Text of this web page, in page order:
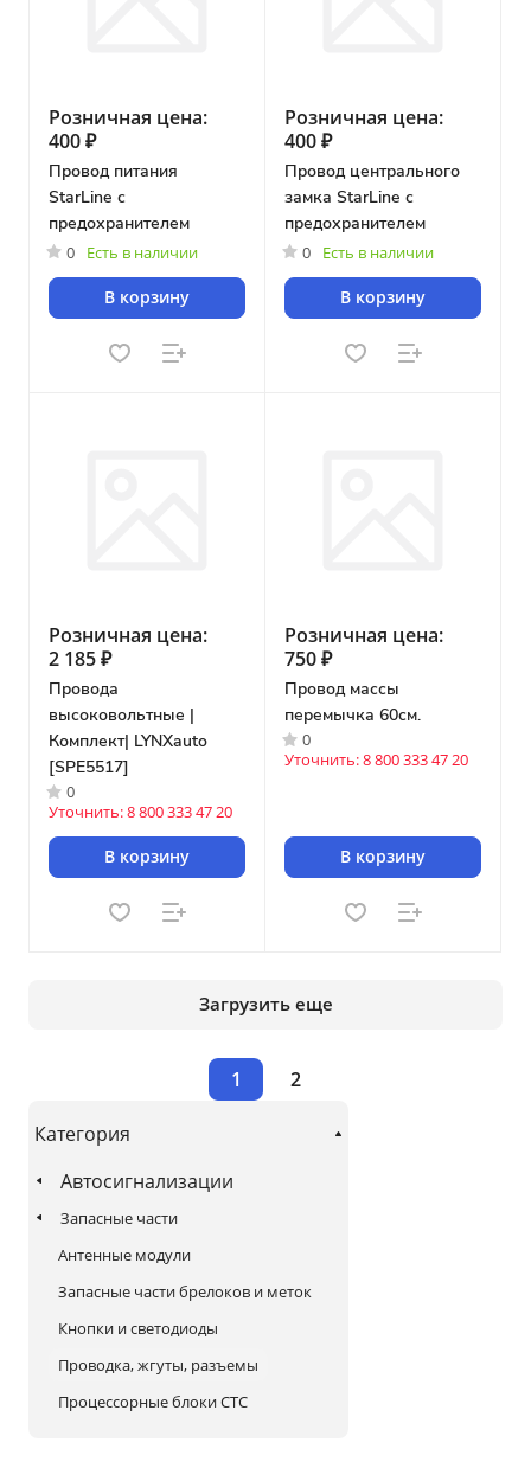
Розничная цена:
400 ₽
Провод питания
StarLine с
предохранителем
0 Есть в наличии
В корзину
Розничная цена:
400 ₽
Провод центрального
замка StarLine с
предохранителем
0 Есть в наличии
В корзину
Розничная цена:
2 185 ₽
Провода
высоковольтные |
Комплект| LYNXauto
[SPE5517]
0
Уточнить: 8 800 333 47 20
В корзину
Розничная цена:
750 ₽
Провод массы
перемычка 60см.
0
Уточнить: 8 800 333 47 20
В корзину
Загрузить еще
1 2
Категория
Автосигнализации
Запасные части
Антенные модули
Запасные части брелоков и меток
Кнопки и светодиоды
Проводка, жгуты, разъемы
Процессорные блоки СТС